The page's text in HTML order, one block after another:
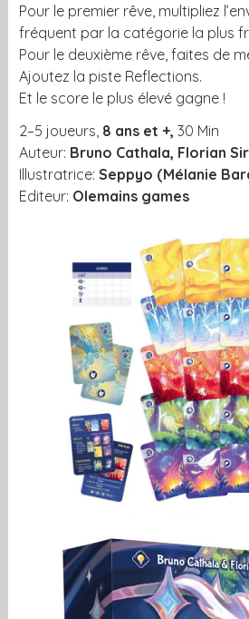
Pour le premier rêve, multipliez
fréquent par la catégorie la plus
Pour le deuxième rêve, faites de
Ajoutez la piste Reflections.
Et le score le plus élevé gagne !
2–5 joueurs, 8 ans et +, 30 Min
Auteur: Bruno Cathala, Florian
Illustratrice: Seppyo (Mélanie
Editeur: Olemains games